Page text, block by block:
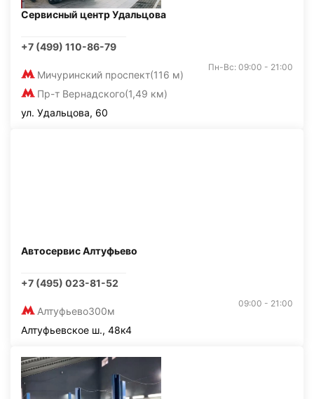
Сервисный центр Удальцова
+7 (499) 110-86-79
Мичуринский проспект(116 м)
Пр-т Вернадского(1,49 км)
Пн-Вс: 09:00 - 21:00
ул. Удальцова, 60
Автосервис Алтуфьево
+7 (495) 023-81-52
Алтуфьево300м
09:00 - 21:00
Алтуфьевское ш., 48к4